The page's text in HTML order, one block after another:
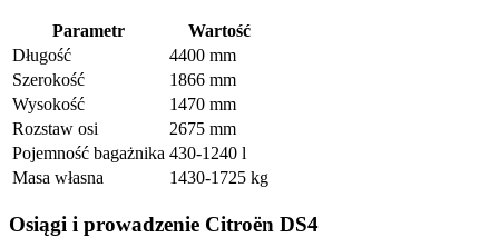
Parametr
Wartość
Długość
4400 mm
Szerokość
1866 mm
Wysokość
1470 mm
Rozstaw osi
2675 mm
Pojemność bagażnika 430-1240 l
Masa własna
1430-1725 kg
Osiągi i prowadzenie Citroën DS4